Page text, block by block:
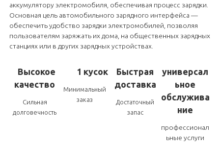
аккумулятору электромобиля, обеспечивая процесс зарядки.
Основная цель автомобильного зарядного интерфейса —
обеспечить удобство зарядки электромобилей, позволяя
пользователям заряжать их дома, на общественных зарядных
станциях или в других зарядных устройствах.
Высокое
качество
Сильная
долговечность
1 кусок
Минимальный
заказ
Быстрая
доставка
Достаточный
запас
универсал
ьное
обслужива
ние
профессионал
ьные услуги